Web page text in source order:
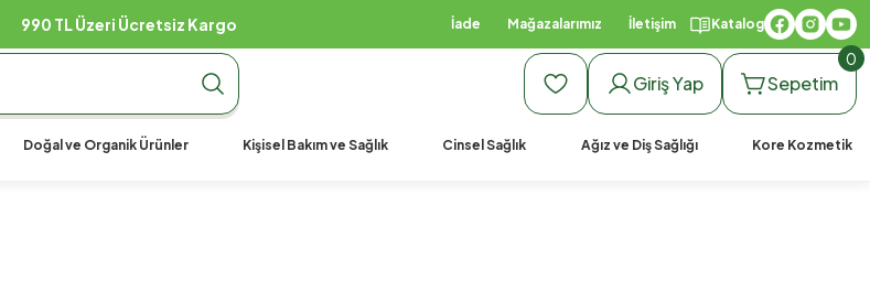
990 TL Üzeri Ücretsiz Kargo 990 TL Üzeri Ücretsiz Kargo
İade Mağazalarımız İletişim Katalog
Giriş Yap Sepetim
0
Doğal ve Organik Ürünler Kişisel Bakım ve Sağlık Cinsel Sağlık Ağız ve Diş Sağlığı Kore Kozmetik